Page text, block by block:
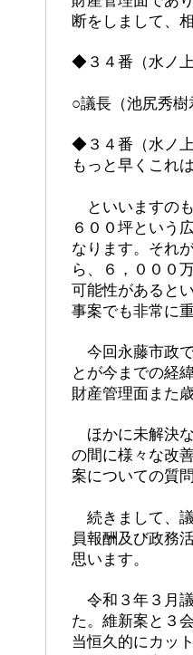
断をしまして、
◆３４番（水ノ
○議長（池尻秀
◆３４番（水ノ
もっと早くこれ
といいますの
６００坪という
なります。それ
ら、６，０００
可能性があると
事案でも非常に
今回永藤市政
とが今までの経
財産管理面また
ほかに未解決
の間に様々な改
案についての質
続きまして、
員報酬及び政務
思います。
令和３年３月
た。維新案と３
当恒久的にカッ